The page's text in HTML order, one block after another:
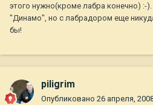
этого нужно(кроме лабра конечно) :-
"Динамо", но с лабрадором еще
бы!
piligrim
Опубликовано 26 апреля,